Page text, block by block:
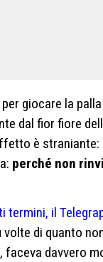
giocare la
dal fior fiore
è
perché non
termini, il
di quanto
faceva davvero